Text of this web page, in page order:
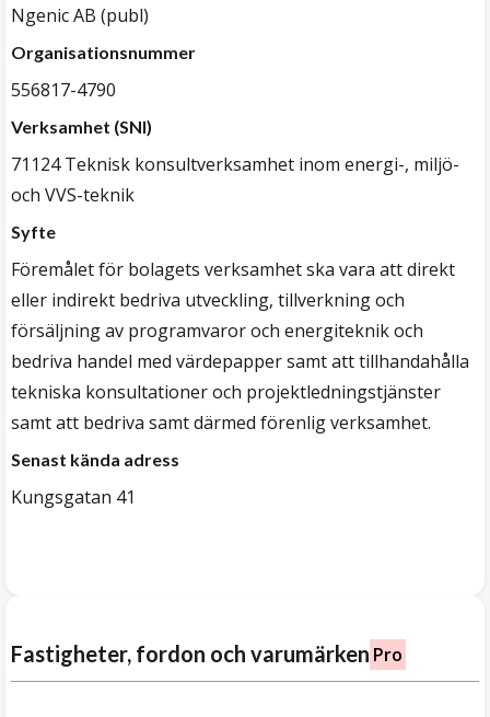
Ngenic AB (publ)
Organisationsnummer
556817-4790
Verksamhet (SNI)
71124 Teknisk konsultverksamhet inom energi-, miljö-
och VVS-teknik
Syfte
Föremålet för bolagets verksamhet ska vara att direkt
eller indirekt bedriva utveckling, tillverkning och
försäljning av programvaror och energiteknik och
bedriva handel med värdepapper samt att tillhandahålla
tekniska konsultationer och projektledningstjänster
samt att bedriva samt därmed förenlig verksamhet.
Senast kända adress
Kungsgatan 41
Fastigheter, fordon och varumärken Pro